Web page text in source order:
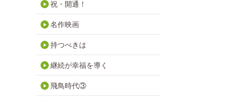
祝・開通！
名作映画
持つべきは
継続が幸福を導く
飛鳥時代③